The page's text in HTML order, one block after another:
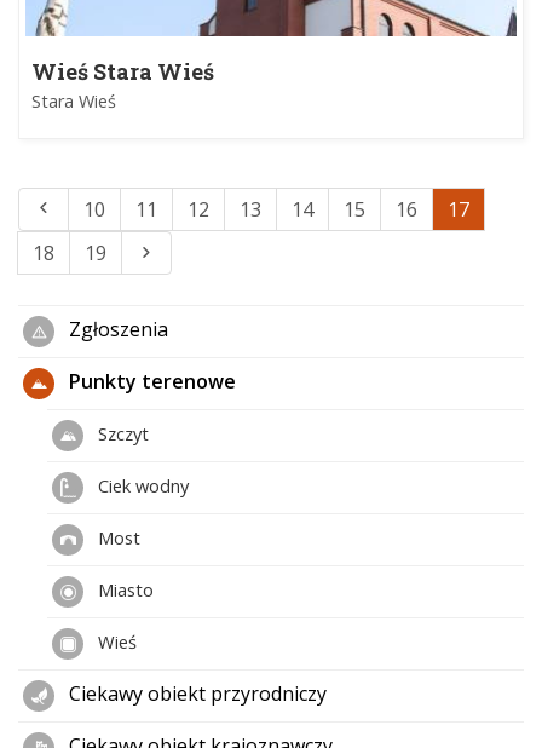
Wieś Stara Wieś
Stara Wieś
10 11 12 13 14 15 16
17
18
19
Zgłoszenia
Punkty terenowe
Szczyt
Ciek wodny
Most
Miasto
Wieś
Ciekawy obiekt przyrodniczy